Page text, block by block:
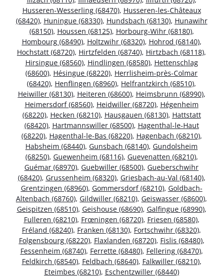
Husseren-Wesserling (68470), Husseren-les-Châteaux
(68420), Huningue (68330), Hundsbach (68130), Hunawihr
(68150), Houssen (68125), Horbourg-Wihr (68180),
Hombourg (68490), Holtzwihr (68320), Hohrod (68140),
Hochstatt (68720), Hirtzfelden (68740), Hirtzbach (68118),
Hirsingue (68560), Hindlingen (68580), Hettenschlag
(68600), Hésingue (68220), Herrlisheim-près-Colmar
(68420), Henflingen (68960), Helfrantzkirch (68510),
Heiwiller (68130), Heiteren (68600), Heimsbrunn (68990),
Heimersdorf (68560), Heidwiller (68720), Hégenheim
(68220), Hecken (68210), Hausgauen (68130), Hattstatt
(68420), Hartmannswiller (68500), Hagenthal-le-Haut
(68220), Hagenthal-le-Bas (68220), Hagenbach (68210),
Habsheim (68440), Gunsbach (68140), Gundolsheim
(68250), Guewenheim (68116), Guevenatten (68210),
Guémar (68970), Guebwiller (68500), Gueberschwihr
(68420), Grussenheim (68320), Griesbach-au-Val (68140),
Grentzingen (68960), Gommersdorf (68210), Goldbach-
Altenbach (68760), Gildwiller (68210), Geiswasser (68600),
Geispitzen (68510), Geishouse (68690), Galfingue (68990),
Fulleren (68210), Frœningen (68720), Friesen (68580),
Fréland (68240), Franken (68130), Fortschwihr (68320),
Folgensbourg (68220), Flaxlanden (68720), Fislis (68480),
Fessenheim (68740), Ferrette (68480), Fellering (68470),
Feldkirch (68540), Feldbach (68640), Falkwiller (68210),
Eteimbes (68210), Eschentzwiller (68440)